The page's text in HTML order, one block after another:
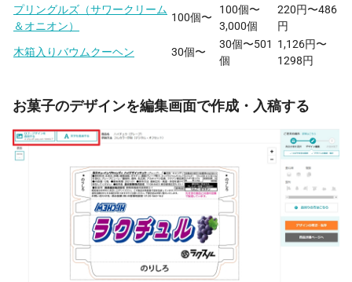
プリングルズ（サワークリーム
＆オニオン）
100個〜
100個〜
3,000個
220円〜486
円
木箱入りバウムクーヘン 30個〜
30個〜501
個
1,126円〜
1298円
お菓子のデザインを編集画面で作成・入稿する